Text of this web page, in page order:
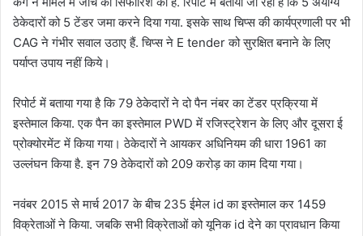
ठेकेदारों को 5 टेंडर जमा करने दिया गया. इसके साथ चिप्स की कार्यप्रणाली पर भी
CAG ने गंभीर सवाल उठाए हैं. चिप्स ने E tender को सुरक्षित बनाने के लिए
पर्याप्त उपाय नहीं किये।
रिपोर्ट में बताया गया है कि 79 ठेकेदारों ने दो पैन नंबर का टेंडर प्रक्रिया में
इस्तेमाल किया. एक पैन का इस्तेमाल PWD में रजिस्ट्रेशन के लिए और दूसरा ई
प्रोक्योरमेंट में किया गया। ठेकेदारों ने आयकर अधिनियम की धारा 1961 का
उल्लंघन किया है. इन 79 ठेकेदारों को 209 करोड़ का काम दिया गया।
नवंबर 2015 से मार्च 2017 के बीच 235 ईमेल id का इस्तेमाल कर 1459
विक्रेताओं ने किया. जबकि सभी विक्रेताओं को यूनिक id देने का प्रावधान किया